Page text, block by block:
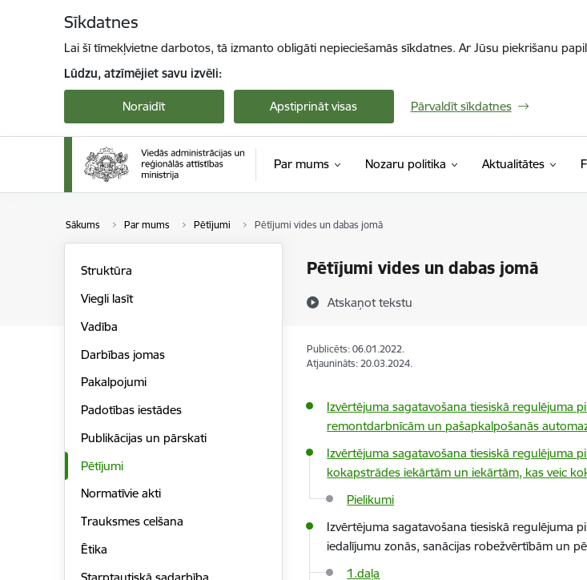
Sīkdatnes
Lai šī tīmekļvietne darbotos, tā izmanto obligāti nepieciešamās sīkdatnes. Ar Jūsu piekrišanu
Lūdzu, atzīmējiet savu izvēli:
Noraidīt Apstiprināt visas Pārvaldīt sīkdatnes
Par mums Nozaru politika Aktualitātes
Sākums Par mums Pētījumi Pētījumi vides un dabas jomā
Pētījumi vides un dabas jomā
Atskaņot tekstu
Struktūra
Viegli lasīt
Vadība
Darbības jomas
Pakalpojumi
Padotības iestādes
Publikācijas un pārskati
Pētījumi
Normatīvie akti
Trauksmes celšana
Ētika
Starptautiskā sadarbība
Publicēts: 06.01.2022.
Atjaunināts: 20.03.2024.
Izvērtējuma sagatavošana tiesiskā regulējuma
remontdarbnīcām un pašapkalpošanās
Izvērtējuma sagatavošana tiesiskā regulējuma
kokapstrādes iekārtām un iekārtām, kas veic
Pielikumi
Izvērtējuma sagatavošana tiesiskā regulējuma
iedalījumu zonās, sanācijas robežvērtībām un
1.daļa